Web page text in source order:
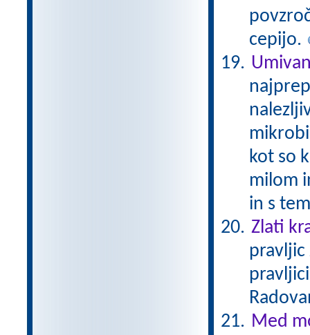
cepijo.
kot so
milom
in s
Zlati
pravljic
Med